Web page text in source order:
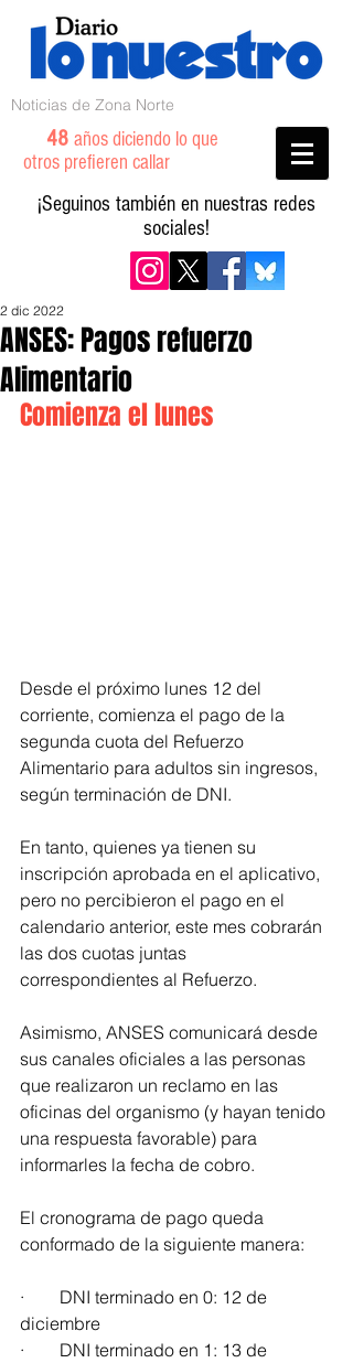
Noticias de Zona Norte
48 años diciendo lo que
otros prefieren callar
¡Seguinos también en nuestras redes
sociales!
ANSES: Pagos refuerzo
Alimentario
2 dic 2022
Comienza el lunes
Desde el próximo lunes 12 del
corriente, comienza el pago de la
segunda cuota del Refuerzo
Alimentario para adultos sin ingresos,
según terminación de DNI.
En tanto, quienes ya tienen su
inscripción aprobada en el aplicativo,
pero no percibieron el pago en el
calendario anterior, este mes cobrarán
las dos cuotas juntas
correspondientes al Refuerzo.
Asimismo, ANSES comunicará desde
sus canales oficiales a las personas
que realizaron un reclamo en las
oficinas del organismo (y hayan tenido
una respuesta favorable) para
informarles la fecha de cobro.
El cronograma de pago queda
conformado de la siguiente manera:
·        DNI terminado en 0: 12 de
diciembre
·        DNI terminado en 1: 13 de